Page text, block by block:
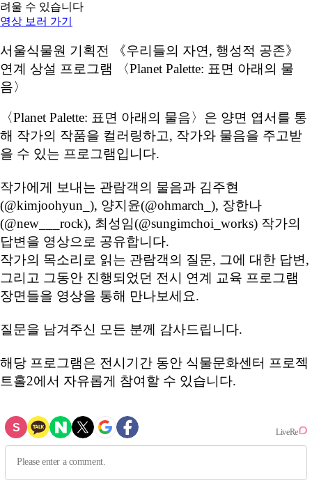
려울 수 있습니다
영상 보러 가기
서울식물원 기획전 《우리들의 자연, 행성적 공존》
연계 상설 프로그램 〈Planet Palette: 표면 아래의 물
음〉
〈Planet Palette: 표면 아래의 물음〉은 양면 엽서를 통
해 작가의 작품을 컬러링하고, 작가와 물음을 주고받
을 수 있는 프로그램입니다.
작가에게 보내는 관람객의 물음과 김주현
(@kimjoohyun_), 양지윤(@ohmarch_), 장한나
(@new___rock), 최성임(@sungimchoi_works) 작가의
답변을 영상으로 공유합니다.
작가의 목소리로 읽는 관람객의 질문, 그에 대한 답변,
그리고 그동안 진행되었던 전시 연계 교육 프로그램
장면들을 영상을 통해 만나보세요.
질문을 남겨주신 모든 분께 감사드립니다.
해당 프로그램은 전시기간 동안 식물문화센터 프로젝
트홀2에서 자유롭게 참여할 수 있습니다.